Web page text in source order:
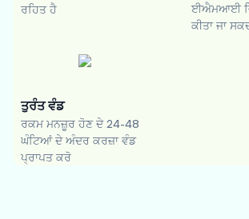
ਰਹਿਤ ਹੈ
ਈਐਮਆਈ
ਕੀਤਾ ਜਾ
ਤੁਰੰਤ ਵੰਡ
ਰਕਮ ਮਨਜ਼ੂਰ ਹੋਣ ਦੇ 24-48
ਘੰਟਿਆਂ ਦੇ ਅੰਦਰ ਕਰਜ਼ਾ ਵੰਡ
ਪ੍ਰਾਪਤ ਕਰੋ